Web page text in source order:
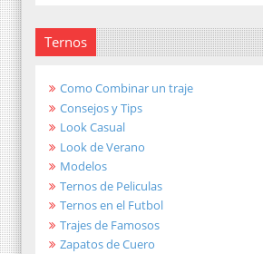
Ternos
Como Combinar un traje
Consejos y Tips
Look Casual
Look de Verano
Modelos
Ternos de Peliculas
Ternos en el Futbol
Trajes de Famosos
Zapatos de Cuero